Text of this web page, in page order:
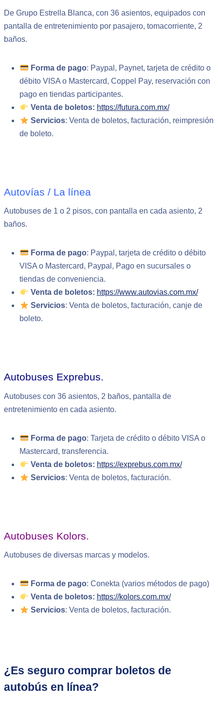
De Grupo Estrella Blanca, con 36 asientos, equipados con
pantalla de entretenimiento por pasajero, tomacorriente, 2
baños.
Forma de pago: Paypal, Paynet, tarjeta de crédito o
débito VISA o Mastercard, Coppel Pay, reservación con
pago en tiendas participantes.
Venta de boletos: https://futura.com.mx/
Servicios: Venta de boletos, facturación, reimpresión
de boleto.
Autovías / La línea
Autobuses de 1 o 2 pisos, con pantalla en cada asiento, 2
baños.
Forma de pago: Paypal, tarjeta de crédito o débito
VISA o Mastercard, Paypal, Pago en sucursales o
tiendas de conveniencia.
Venta de boletos: https://www.autovias.com.mx/
Servicios: Venta de boletos, facturación, canje de
boleto.
Autobuses Exprebus.
Autobuses con 36 asientos, 2 baños, pantalla de
entretenimiento en cada asiento.
Forma de pago: Tarjeta de crédito o débito VISA o
Mastercard, transferencia.
Venta de boletos: https://exprebus.com.mx/
Servicios: Venta de boletos, facturación.
Autobuses Kolors.
Autobuses de diversas marcas y modelos.
Forma de pago: Conekta (varios métodos de pago)
Venta de boletos: https://kolors.com.mx/
Servicios: Venta de boletos, facturación.
¿Es seguro comprar boletos de
autobús en línea?